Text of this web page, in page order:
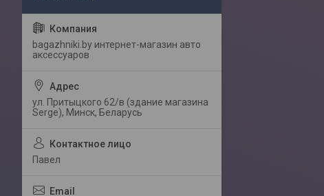
bagazhniki.by интернет-магазин авто
аксессуаров
ул. Притыцкого 62/в (здание магазина
Serge), Минск, Беларусь
Павел